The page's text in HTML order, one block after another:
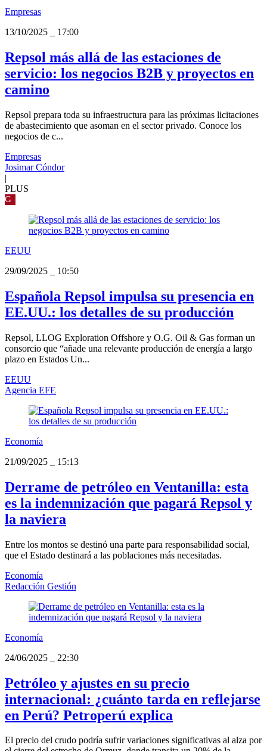
Empresas
13/10/2025
17:00
Repsol más allá de las estaciones de
servicio: los negocios B2B y proyectos en
camino
Repsol prepara toda su infraestructura para las próximas licitaciones
de abastecimiento que asoman en el sector privado. Conoce los
negocios de c...
Empresas
Josimar Cóndor
|
PLUS
G
EEUU
29/09/2025
10:50
Española Repsol impulsa su presencia en
EE.UU.: los detalles de su producción
Repsol, LLOG Exploration Offshore y O.G. Oil & Gas forman un
consorcio que “añade una relevante producción de energía a largo
plazo en Estados Un...
EEUU
Agencia EFE
Economía
21/09/2025
15:13
Derrame de petróleo en Ventanilla: esta
es la indemnización que pagará Repsol y
la naviera
Entre los montos se destinó una parte para responsabilidad social,
que el Estado destinará a las poblaciones más necesitadas.
Economía
Redacción Gestión
Economía
24/06/2025
22:30
Petróleo y ajustes en su precio
internacional: ¿cuánto tarda en reflejarse
en Perú? Petroperú explica
El precio del crudo podría sufrir variaciones significativas al alza por